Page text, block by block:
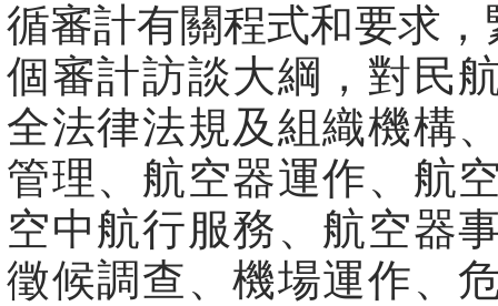
循審計有關程式和要求，
個審計訪談大綱，對民
全法律法規及組織機構
管理、航空器運作、航
空中航行服務、航空器
徵候調查、機場運作、